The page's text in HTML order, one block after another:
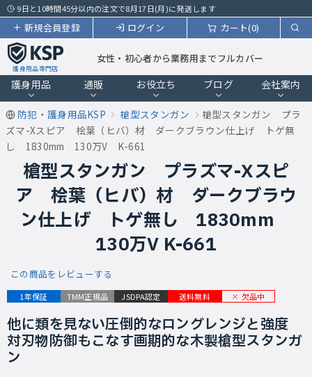
9日と10時間45分以内の注文で8月17日(月)に発送します
カート(0)
ログイン
新規会員登録
護身用品専門店
女性・初心者から業務用までフルカバー
護身用品 通販 お役立ち ブログ 会社案内
防犯・護身用品KSP 槍型スタンガン
槍型スタンガン プラ
ズマ-Xスピア 桧葉（ヒバ）材 ダークブラウン仕上げ トゲ無
し 1830mm 130万V K-661
槍型スタンガン プラズマ-Xスピ
ア 桧葉（ヒバ）材 ダークブラウ
ン仕上げ トゲ無し 1830mm
130万V K-661
この商品をレビューする
1年保証 TMM正規品 JSDPA認定 送料無料 欠品中
他に類を見ない圧倒的なロングレンジと強度
対刃物防御もこなす画期的な木製槍型スタンガ
ン